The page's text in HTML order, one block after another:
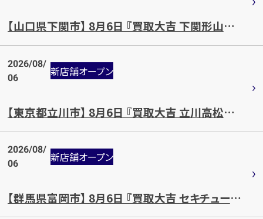
【山口県下関市】 8月6日 『買取大吉 下関形山みどり町店』OPEN!!
2026/08/
06
新店舗オープン
【東京都立川市】 8月6日 『買取大吉 立川高松町店』OPEN!!
2026/08/
06
新店舗オープン
【群馬県富岡市】 8月6日 『買取大吉 セキチュー富岡店』OPEN!!